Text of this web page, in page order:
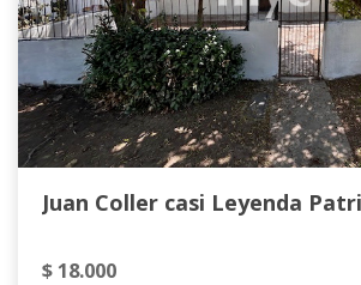
Juan Coller casi Leyenda
$ 18.000